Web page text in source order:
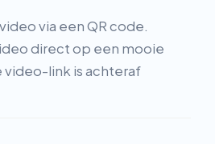
via een QR code.
direct op een mooie
video-link is achteraf